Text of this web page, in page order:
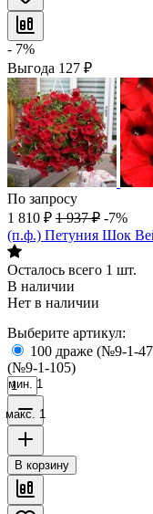
- 7%
Выгода 127 ₽
По запросу
1 810 ₽ 1 937 ₽ -7%
(п.ф.) Петуния Шок
Осталось всего 1 шт.
В наличии
Нет в наличии
Выберите артикул:
100 драже (№9-1-
(№9-1-105)
мин. 1
макс. 1
В корзину